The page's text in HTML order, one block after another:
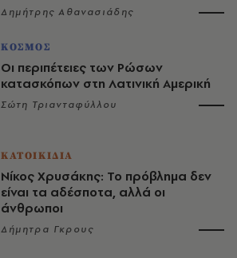
Δημήτρης Αθανασιάδης
ΚΟΣΜΟΣ
Οι περιπέτειες των Ρώσων
κατασκόπων στη Λατινική Αμερική
Σώτη Τριανταφύλλου
ΚΑΤΟΙΚΙΔΙΑ
Νίκος Χρυσάκης: Το πρόβλημα δεν
είναι τα αδέσποτα, αλλά οι
άνθρωποι
Δήμητρα Γκρους